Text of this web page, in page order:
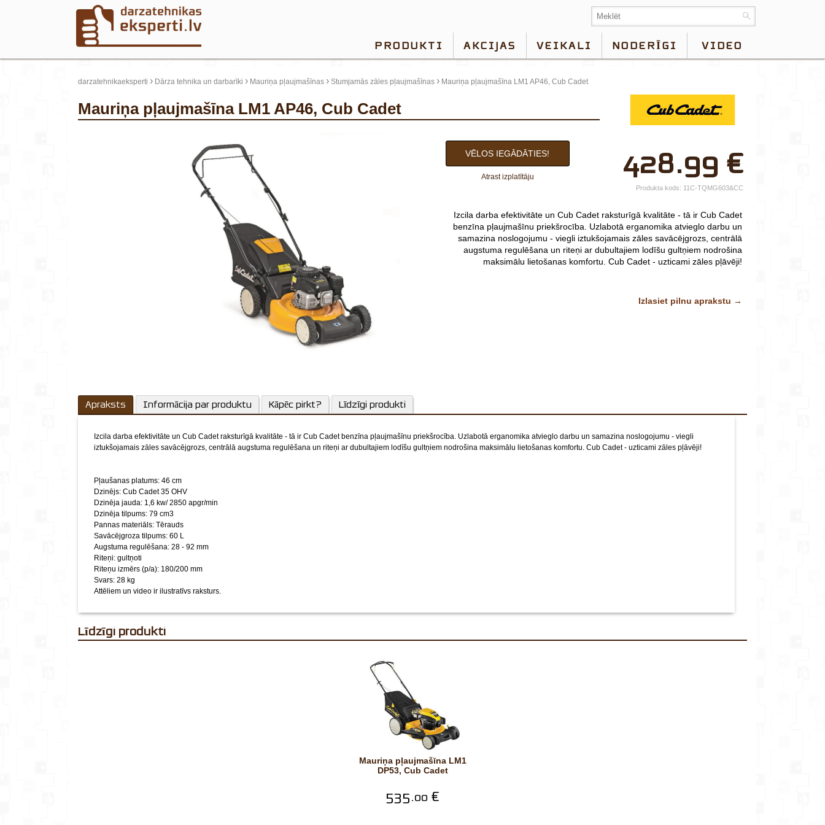
PRODUKTI AKCIJAS VEIKALI NODERĪGI VIDEO
darzatehnikaeksperti › Dārza tehnika un darbarīki › Mauriņa pļaujmašīnas › Stumjamās zāles pļaujmašīnas › Mauriņa pļaujmašīna LM1 AP46, Cub Cadet
Mauriņa pļaujmašīna LM1 AP46, Cub Cadet
Jūsu vārds*
tālr.*
E-pasts*
428.99 €
VĒLOS IEGĀDĀTIES!
Atrast izplatītāju
Produkta kods: 11C-TQMG603&CC
Izcila darba efektivitāte un Cub Cadet raksturīgā kvalitāte - tā ir Cub Cadet
benzīna pļaujmašīnu priekšrocība. Uzlabotā erganomika atvieglo darbu un
samazina noslogojumu - viegli iztukšojamais zāles savācējgrozs, centrālā
augstuma regulēšana un riteņi ar dubultajiem lodīšu gultņiem nodrošina
maksimālu lietošanas komfortu. Cub Cadet - uzticami zāles pļāvēji!
Pļaušanas platums: 46 cm
Dzinējs: Cub Cadet 35 OHV
Attēliem un video ir ilustratīvs raksturs.
Izlasiet pilnu aprakstu →
Apraksts Informācija par produktu Kāpēc pirkt? Līdzīgi produkti
Izcila darba efektivitāte un Cub Cadet raksturīgā kvalitāte - tā ir Cub Cadet benzīna pļaujmašīnu priekšrocība. Uzlabotā erganomika atvieglo darbu un samazina noslogojumu - viegli
iztukšojamais zāles savācējgrozs, centrālā augstuma regulēšana un riteņi ar dubultajiem lodīšu gultņiem nodrošina maksimālu lietošanas komfortu. Cub Cadet - uzticami zāles pļāvēji!
Pļaušanas platums: 46 cm
Dzinējs: Cub Cadet 35 OHV
Dzinēja jauda: 1,6 kw/ 2850 apgr/min
Dzinēja tilpums: 79 cm3
Pannas materiāls: Tērauds
Savācējgroza tilpums: 60 L
Augstuma regulēšana: 28 - 92 mm
Riteņi: gultņoti
Riteņu izmērs (p/a): 180/200 mm
Svars: 28 kg
Attēliem un video ir ilustratīvs raksturs.
Līdzīgi produkti
Mauriņa pļaujmašīna LM1
DP53, Cub Cadet
535.00 €